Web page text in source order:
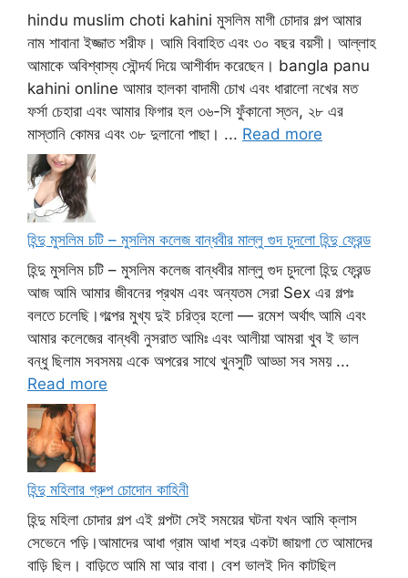
hindu muslim choti kahini মুসলিম মাগী চোদার গল্প আমার
নাম শাবানা ইজ্জাত শরীফ। আমি বিবাহিত এবং ৩০ বছর বয়সী। আল্লাহ
আমাকে অবিশ্বাস্য সৌন্দর্য দিয়ে আশীর্বাদ করেছেন। bangla panu
kahini online আমার হালকা বাদামী চোখ এবং ধারালো নখের মত
ফর্সা চেহারা এবং আমার ফিগার হল ৩৬-সি ফুঁকানো স্তন, ২৮ এর
মাস্তানি কোমর এবং ৩৮ দুলানো পাছা। ... Read more
হিন্দু মুসলিম চটি – মুসলিম কলেজ বান্ধবীর মাল্লু গুদ চুদলো হিন্দু ফ্রেন্ড
হিন্দু মুসলিম চটি – মুসলিম কলেজ বান্ধবীর মাল্লু গুদ চুদলো হিন্দু ফ্রেন্ড
আজ আমি আমার জীবনের প্রথম এবং অন্যতম সেরা Sex এর গল্পঃ
বলতে চলেছি।গল্পের মুখ্য দুই চরিত্র হলো — রমেশ অর্থাৎ আমি এবং
আমার কলেজের বান্ধবী নুসরাত আমিঃ এবং আলীয়া আমরা খুব ই ভাল
বন্ধু ছিলাম সবসময় একে অপরের সাথে খুনসুটি আড্ডা সব সময় ...
Read more
হিন্দু মহিলার গ্রুপ চোদোন কাহিনী
হিন্দু মহিলা চোদার গল্প এই গল্পটা সেই সময়ের ঘটনা যখন আমি ক্লাস
সেভেনে পড়ি।আমাদের আধা গ্রাম আধা শহর একটা জায়গা তে আমাদের
বাড়ি ছিল। বাড়িতে আমি মা আর বাবা। বেশ ভালই দিন কাটছিল